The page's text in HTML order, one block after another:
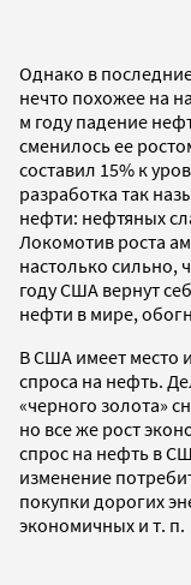
Однако в
нечто похожее на
м году падение
сменилось ее
составил 15% к
разработка так
нефти: нефтяных
Локомотив роста
настолько сильно,
году США вернут
нефти в мире,
В США имеет место
спроса на нефть.
«черного золота»
но все же рост
спрос на нефть в
изменение
покупки дорогих
экономичных и т. п.